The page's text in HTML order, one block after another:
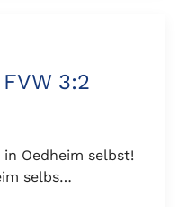
3:2
Oedheim selbst!
selbs…